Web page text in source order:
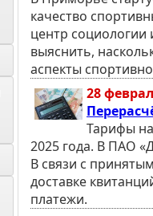
качество
центр социологии
выяснить,
аспекты
28
Тарифы
2025 года. В ПАО
В связи с
доставке
платежи.